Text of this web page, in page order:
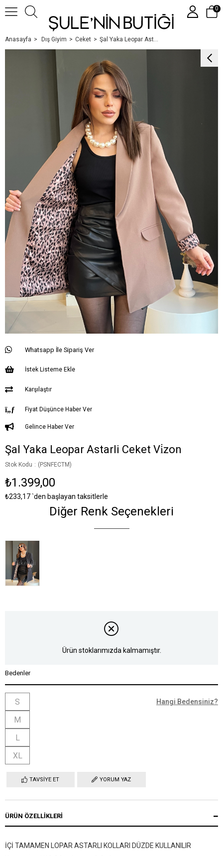
Üye Girişi Üye Ol Google İle Bağlan
0
Anasayfa Dış Giyim Ceket Şal Yaka Leopar Astarli Ceket Vi̇zon
Whatsapp İle Sipariş Ver
İstek Listeme Ekle
Karşılaştır
Fiyat Düşünce Haber Ver
Gelince Haber Ver
Şal Yaka Leopar Astarli Ceket Vi̇zon
Stok Kodu (PSNFECTM)
₺1.399,00
₺233,17`den başlayan taksitlerle
Diğer Renk Seçenekleri
Tükendi
Ürün stoklarımızda kalmamıştır.
Bedenler
S
M
L
XL
Hangi Bedensiniz?
TAVSIYE ET YORUM YAZ
ÜRÜN ÖZELLIKLERI
İÇİ TAMAMEN LOPAR ASTARLI KOLLARI DÜZDE KULLANILIR